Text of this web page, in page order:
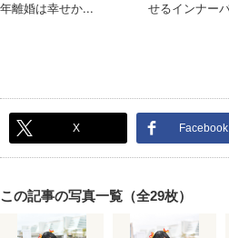
X Facebook
この記事の写真一覧（全29枚）